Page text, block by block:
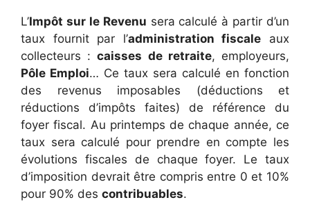
L’Impôt sur le Revenu sera calculé à partir d’un
taux fournit par l’administration fiscale aux
collecteurs :caisses de retraite, employeurs,
Pôle Emploi… Ce taux sera calculé en fonction
des revenus imposables (déductions et
réductions d’impôts faites) de référence du
foyer fiscal. Au printemps de chaque année, ce
taux sera calculé pour prendre en compte les
évolutions fiscales de chaque foyer. Le taux
d’imposition devrait être compris entre 0 et 10%
pour 90% des contribuables.